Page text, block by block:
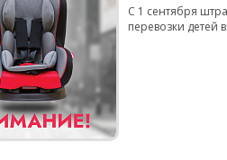
С 1 сентября
перевозки детей